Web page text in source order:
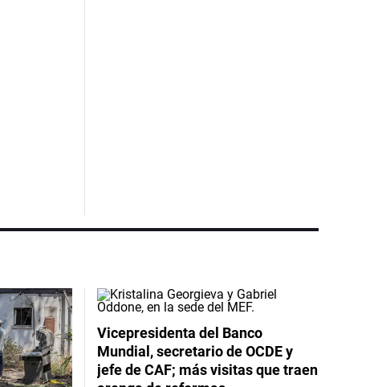
Vicepresidenta del Banco
Mundial, secretario de OCDE y
jefe de CAF; más visitas que traen